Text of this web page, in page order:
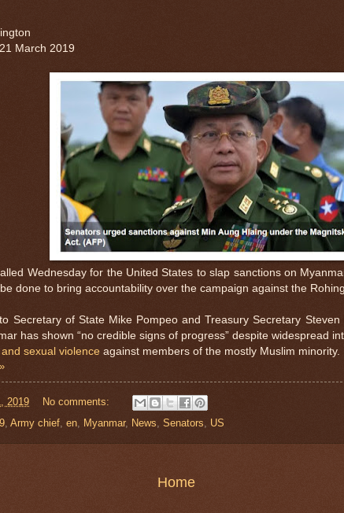
March 2019
Wednesday for the United States to slap sanctions on
done to bring accountability over the campaign against the
Secretary of State Mike Pompeo and Treasury Secretary
has shown “no credible signs of progress” despite widespread
sexual violence against members of the mostly Muslim minority.
2019
No comments:
, Army chief, en, Myanmar, News, Senators, US
Home